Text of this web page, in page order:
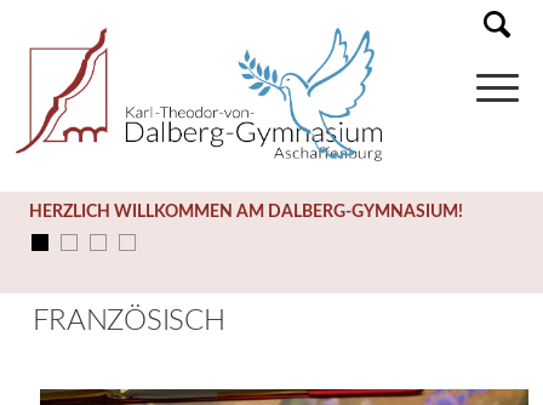
HERZLICH WILLKOMMEN AM DALBERG-GYMNASIUM!
FRANZÖSISCH